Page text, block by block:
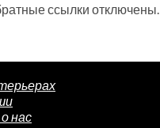
ссылки отключены.
нас